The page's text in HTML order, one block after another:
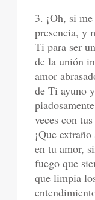
3. ¡Oh, si
presencia, y
Ti para ser
de la unión
amor
de Ti ayuno
veces con
¡Que
en tu amor,
fuego que
que limpia